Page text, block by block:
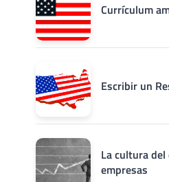
Currículum
Escribir un
La cultura
empresas